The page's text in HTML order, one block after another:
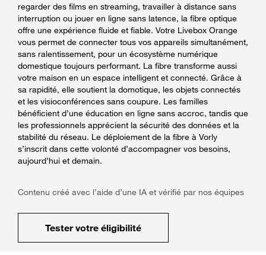
regarder des films en streaming, travailler à distance sans
interruption ou jouer en ligne sans latence, la fibre optique
offre une expérience fluide et fiable. Votre Livebox Orange
vous permet de connecter tous vos appareils simultanément,
sans ralentissement, pour un écosystème numérique
domestique toujours performant. La fibre transforme aussi
votre maison en un espace intelligent et connecté. Grâce à
sa rapidité, elle soutient la domotique, les objets connectés
et les visioconférences sans coupure. Les familles
bénéficient d’une éducation en ligne sans accroc, tandis que
les professionnels apprécient la sécurité des données et la
stabilité du réseau. Le déploiement de la fibre à Vorly
s’inscrit dans cette volonté d’accompagner vos besoins,
aujourd’hui et demain.
Contenu créé avec l’aide d’une IA et vérifié par nos équipes
Tester votre éligibilité